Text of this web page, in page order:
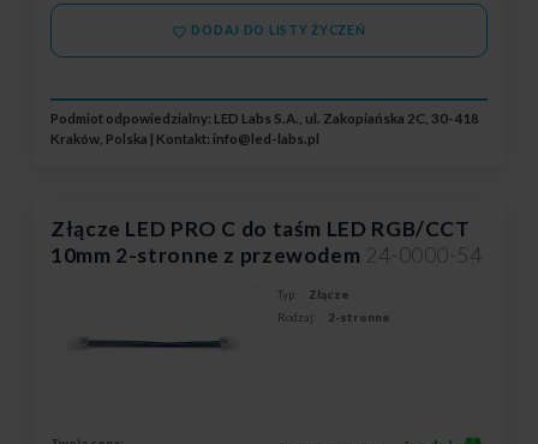
DODAJ DO LISTY ŻYCZEŃ
Podmiot odpowiedzialny: LED Labs S.A., ul. Zakopiańska 2C, 30-418
Kraków, Polska | Kontakt: info@led-labs.pl
Złącze LED PRO C do taśm LED RGB/CCT
10mm 2-stronne z przewodem 24-0000-54
Typ:
Złącze
Rodzaj:
2-stronne